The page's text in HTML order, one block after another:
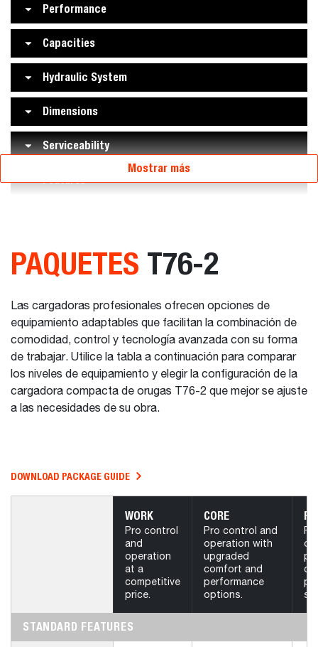
Performance
Capacities
Hydraulic System
Dimensions
Serviceability
Features
Mostrar más
PAQUETES T76-2
Las cargadoras profesionales ofrecen opciones de
equipamiento adaptables que facilitan la combinación de
comodidad, control y tecnología avanzada con su forma
de trabajar. Utilice la tabla a continuación para comparar
los niveles de equipamiento y elegir la configuración de la
cargadora compacta de orugas T76-2 que mejor se ajuste
a las necesidades de su obra.
DOWNLOAD PACKAGE GUIDE
WORK
Pro control
and
operation
at a
competitive
price.
CORE
Pro control and
operation with
upgraded
comfort and
performance
options.
STANDARD FEATURES